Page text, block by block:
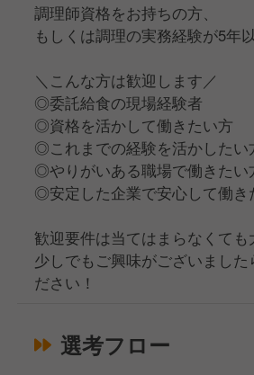
調理師資格をお持ちの方、
もしくは調理の実務経験が5年
＼こんな方は歓迎します／
◎委託給食の現場経験者
◎資格を活かして働きたい方
◎これまでの経験を活かしたい
◎やりがいある職場で働きたい
◎安定した企業で安心して働き
歓迎要件は当てはまらなくても
少しでもご興味がございました
ださい！
選考フロー